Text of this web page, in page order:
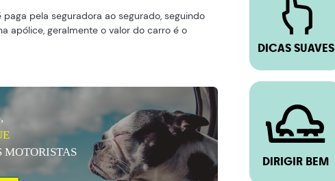
pela seguradora ao segurado, seguindo
apólice, geralmente o valor do carro é o
MOTORISTAS
DICAS SUAVES
DIRIGIR BEM